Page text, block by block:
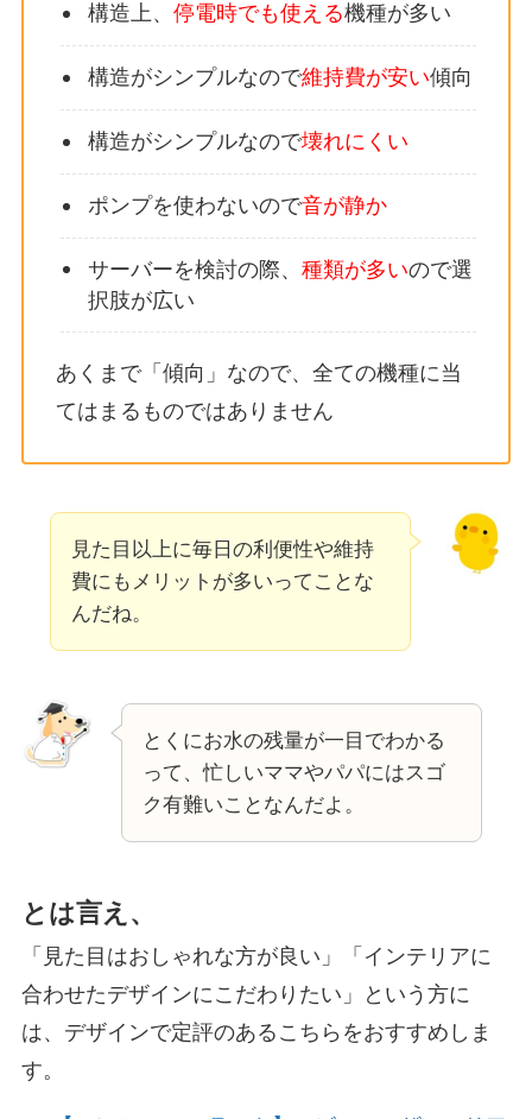
構造上、 停電時でも使える機種が多い
構造がシンプルなので維持費が安い傾向
構造がシンプルなので壊れにくい
ポンプを使わないので音が静か
サーバーを検討の際、 種類が多いので選
択肢が広い
あくまで「傾向」なので、全ての機種に当
てはまるものではありません
見た目以上に毎日の利便性や維持
費にもメリットが多いってことな
んだね。
とくにお水の残量が一目でわかる
って、忙しいママやパパにはスゴ
ク有難いことなんだよ。
とは言え、
「見た目はおしゃれな方が良い」「インテリアに
合わせたデザインにこだわりたい」という方に
は、デザインで定評のあるこちらをおすすめしま
す。